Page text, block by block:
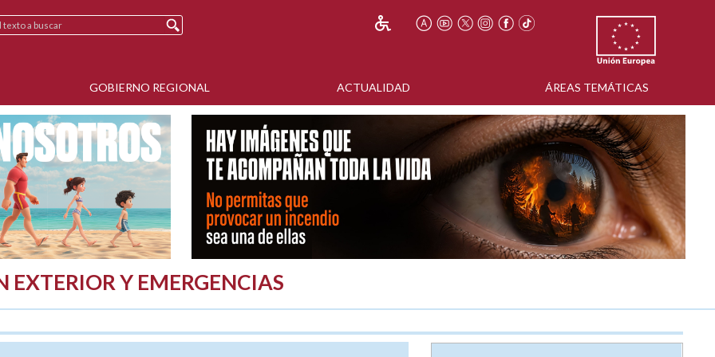
GOBIERNO REGIONAL ACTUALIDAD ÁREAS TEMÁTICAS
Y EMERGENCIAS